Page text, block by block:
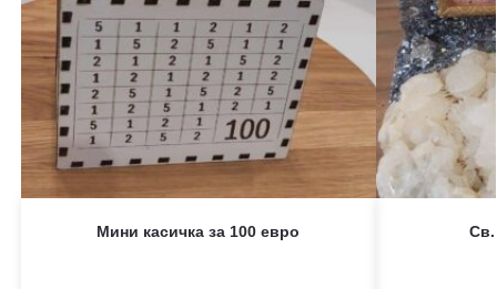
Мини касичка за 100 евро Св.